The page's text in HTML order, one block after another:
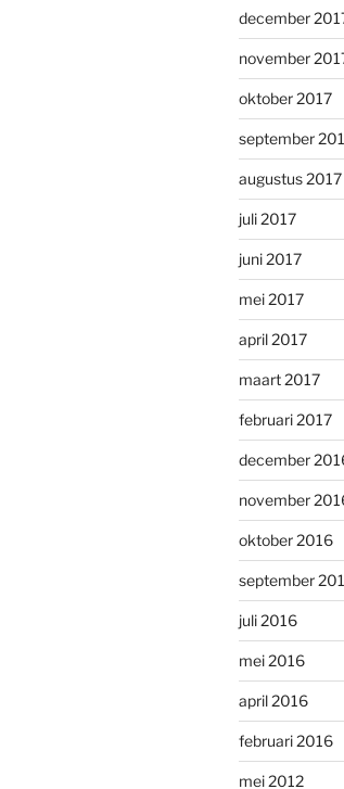
december
november
oktober 2017
september
augustus 2017
juli 2017
juni 2017
mei 2017
april 2017
maart 2017
februari 2017
december
november
oktober 2016
september
juli 2016
mei 2016
april 2016
februari 2016
mei 2012